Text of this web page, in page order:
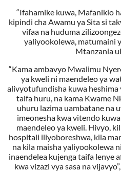
“Ifahamike kuwa, Mafanikio
kipindi cha Awamu ya Sita si
vifaa na huduma
yaliyookolewa, matumaini
Mtanzania
“Kama ambavyo Mwalimu
ya kweli ni maendeleo ya
alivyotufundisha kuwa heshima
taifa huru, na kama Kwame
uhuru lazima uambatane na
imeonesha kwa vitendo
maendeleo ya kweli. Hivyo,
hospitali iliyoboreshwa, kila
na kila maisha yaliyookolewa
inaendelea kujenga taifa lenye
kwa vizazi vya sasa na